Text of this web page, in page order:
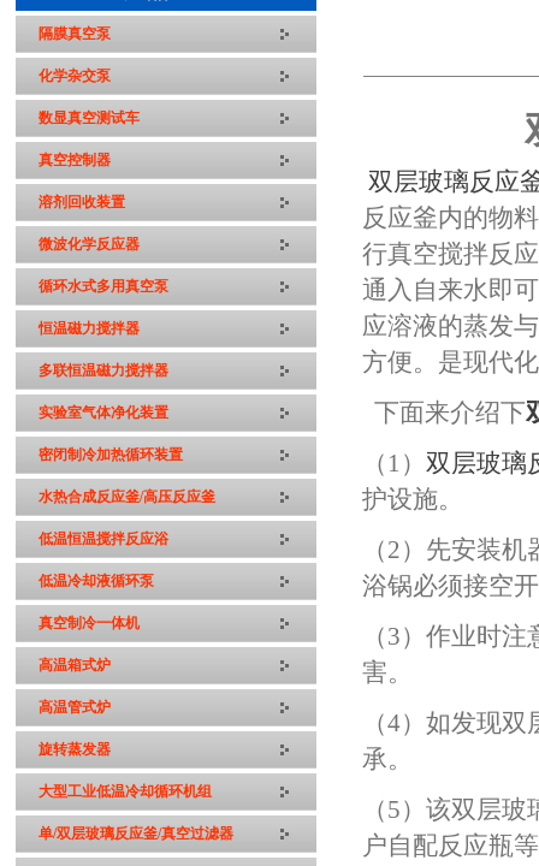
隔膜真空泵
化学杂交泵
数显真空测试车
真空控制器
溶剂回收装置
微波化学反应器
循环水式多用真空泵
恒温磁力搅拌器
多联恒温磁力搅拌器
实验室气体净化装置
密闭制冷加热循环装置
水热合成反应釜/高压反应釜
低温恒温搅拌反应浴
低温冷却液循环泵
真空制冷一体机
高温箱式炉
高温管式炉
旋转蒸发器
大型工业低温冷却循环机组
单/双层玻璃反应釜/真空过滤器
双层玻璃反应
反应釜内的物
行真空搅拌反
通入自来水即
应溶液的蒸发
方便。是现代
下面来介绍下
（1）双层玻璃
护设施。
（2）先安装
浴锅必须接空
（3）作业时
害。
（4）如发现
承。
（5）该双层
户自配反应瓶